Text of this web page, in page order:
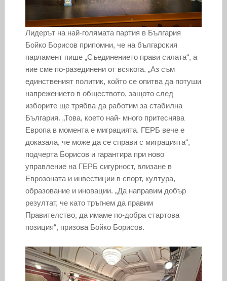
Лидерът на най-голямата партия в България
Бойко Борисов припомни, че на българския
парламент пише „Съединението прави силата“, а
ние сме по-разединени от всякога. „Аз съм
единственият политик, който се опитва да потуши
напрежението в обществото, защото след
изборите ще трябва да работим за стабилна
България. „Това, което най- много притеснява
Европа в момента е миграцията. ГЕРБ вече е
доказала, че може да се справи с миграцията“,
подчерта Борисов и гарантира при ново
управление на ГЕРБ сигурност, влизане в
Еврозоната и инвестиции в спорт, култура,
образование и иновации. „Да направим добър
резултат, че като тръгнем да правим
Правителство, да имаме по-добра стартова
позиция“, призова Бойко Борисов.